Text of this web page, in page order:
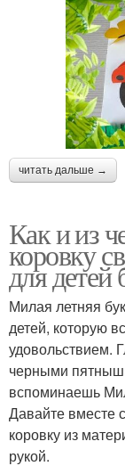
читать дальше →
Как и из
коровку
для детей
Милая летняя
детей, которую
удовольствием.
черными
вспоминаешь
Давайте вместе
коровку из
рукой.